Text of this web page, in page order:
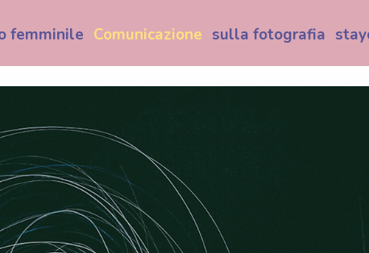
femminile Comunicazione sulla fotografia